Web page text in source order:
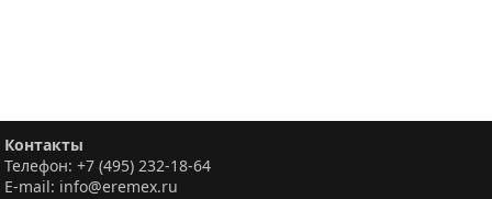
Контакты
Телефон: +7 (495) 232-18-64
E-mail: info@eremex.ru